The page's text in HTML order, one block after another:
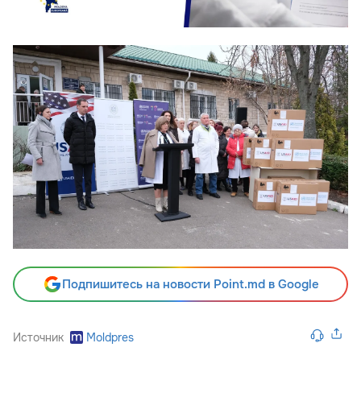
Подпишитесь на новости Point.md в Google
Источник Moldpres